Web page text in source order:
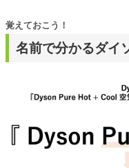
名前で分かるダイ
覚えておこう！